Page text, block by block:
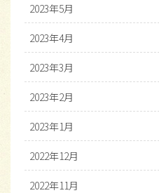
2023年5月
2023年4月
2023年3月
2023年2月
2023年1月
2022年12月
2022年11月